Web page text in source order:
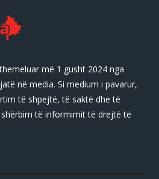
më 1 gusht 2024 nga
në media. Si medium i pavarur,
të shpejtë, të saktë dhe të
të informimit të drejtë të